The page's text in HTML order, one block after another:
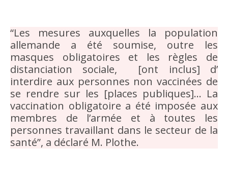
“Les mesures auxquelles la population
allemande a été soumise, outre les
masques obligatoires et les règles de
distanciation sociale, [ont inclus] d’
interdire aux personnes non vaccinées de
se rendre sur les [places publiques]… La
vaccination obligatoire a été imposée aux
membres de l’armée et à toutes les
personnes travaillant dans le secteur de la
santé”, a déclaré M. Plothe.